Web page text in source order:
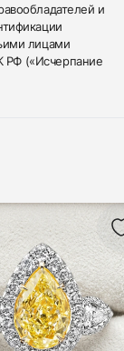
и
лицами
РФ («Исчерпание